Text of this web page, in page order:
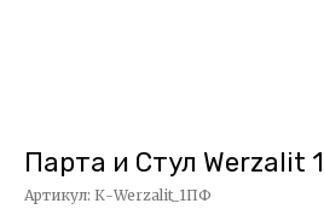
Парта и Стул Werzalit
Артикул: К-Werzalit_1ПФ